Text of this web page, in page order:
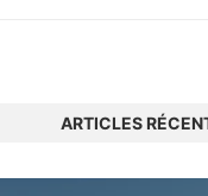
ARTICLES